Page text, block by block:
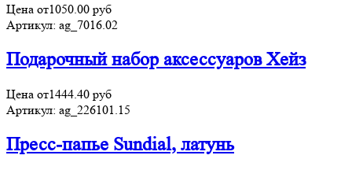
Цена от1050.00 руб
Артикул: ag_7016.02
Подарочный набор аксессуаров Хейз
Цена от1444.40 руб
Артикул: ag_226101.15
Пресс-папье Sundial, латунь